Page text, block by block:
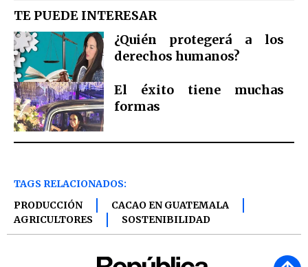
TE PUEDE INTERESAR
¿Quién protegerá a los
derechos humanos?
El éxito tiene muchas
formas
TAGS RELACIONADOS:
PRODUCCIÓN
CACAO EN GUATEMALA
AGRICULTORES
SOSTENIBILIDAD